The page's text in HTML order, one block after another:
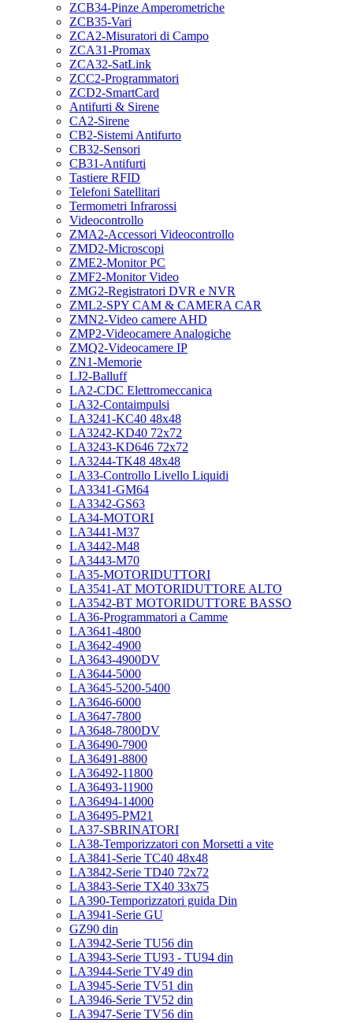
ZCB34-Pinze Amperometriche
ZCB35-Vari
ZCA2-Misuratori di Campo
ZCA31-Promax
ZCA32-SatLink
ZCC2-Programmatori
ZCD2-SmartCard
Antifurti & Sirene
CA2-Sirene
CB2-Sistemi Antifurto
CB32-Sensori
CB31-Antifurti
Tastiere RFID
Telefoni Satellitari
Termometri Infrarossi
Videocontrollo
ZMA2-Accessori Videocontrollo
ZMD2-Microscopi
ZME2-Monitor PC
ZMF2-Monitor Video
ZMG2-Registratori DVR e NVR
ZML2-SPY CAM & CAMERA CAR
ZMN2-Video camere AHD
ZMP2-Videocamere Analogiche
ZMQ2-Videocamere IP
ZN1-Memorie
LJ2-Balluff
LA2-CDC Elettromeccanica
LA32-Contaimpulsi
LA3241-KC40 48x48
LA3242-KD40 72x72
LA3243-KD646 72x72
LA3244-TK48 48x48
LA33-Controllo Livello Liquidi
LA3341-GM64
LA3342-GS63
LA34-MOTORI
LA3441-M37
LA3442-M48
LA3443-M70
LA35-MOTORIDUTTORI
LA3541-AT MOTORIDUTTORE ALTO
LA3542-BT MOTORIDUTTORE BASSO
LA36-Programmatori a Camme
LA3641-4800
LA3642-4900
LA3643-4900DV
LA3644-5000
LA3645-5200-5400
LA3646-6000
LA3647-7800
LA3648-7800DV
LA36490-7900
LA36491-8800
LA36492-11800
LA36493-11900
LA36494-14000
LA36495-PM21
LA37-SBRINATORI
LA38-Temporizzatori con Morsetti a vite
LA3841-Serie TC40 48x48
LA3842-Serie TD40 72x72
LA3843-Serie TX40 33x75
LA390-Temporizzatori guida Din
LA3941-Serie GU
GZ90 din
LA3942-Serie TU56 din
LA3943-Serie TU93 - TU94 din
LA3944-Serie TV49 din
LA3945-Serie TV51 din
LA3946-Serie TV52 din
LA3947-Serie TV56 din